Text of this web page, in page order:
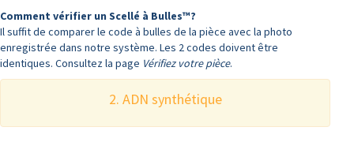
Comment vérifier un Scellé à Bulles™?
Il suffit de comparer le code à bulles de la pièce avec la photo
enregistrée dans notre système. Les 2 codes doivent être
identiques. Consultez la page Vérifiez votre pièce.
2. ADN synthétique